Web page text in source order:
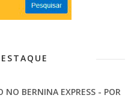
BERNINA EXPRESS - POR